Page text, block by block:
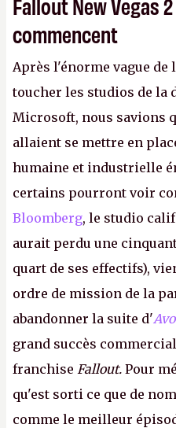
commencent
Après l'énorme vague
toucher les studios de la
Microsoft, nous savions
allaient se mettre en
humaine et industrielle
certains pourront voir
Bloomberg, le studio
aurait perdu une
quart de ses effectifs),
ordre de mission de la
abandonner la suite d'
grand succès
franchise Fallout. Pour
qu'est sorti ce que de
comme le meilleur